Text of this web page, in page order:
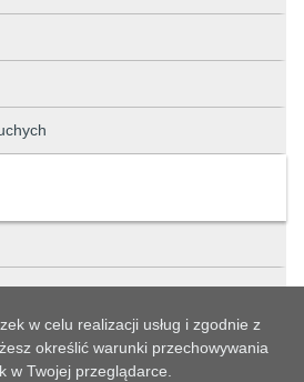
w celu realizacji usług i zgodnie z
określić warunki przechowywania
w Twojej przeglądarce.